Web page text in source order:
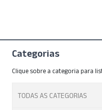
Categorias
Clique sobre a categoria para
TODAS AS CATEGORIAS